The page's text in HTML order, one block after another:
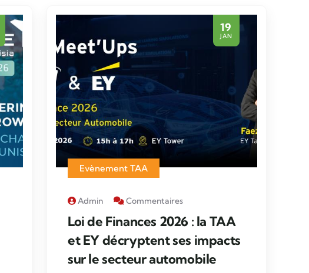
19
JAN
Evènement TAA
Admin Commentaires
Loi de Finances 2026 : la TAA
et EY décryptent ses impacts
sur le secteur automobile